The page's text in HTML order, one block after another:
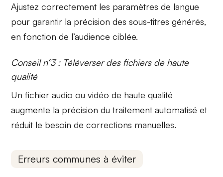
Ajustez correctement les paramètres de langue
pour garantir la précision des sous-titres générés,
en fonction de l’audience ciblée.
Conseil n°3 : Téléverser des fichiers de haute
qualité
Un fichier audio ou vidéo de haute qualité
augmente la précision dutraitement automatisé et
réduit le besoin de corrections manuelles.
Erreurs communes à éviter